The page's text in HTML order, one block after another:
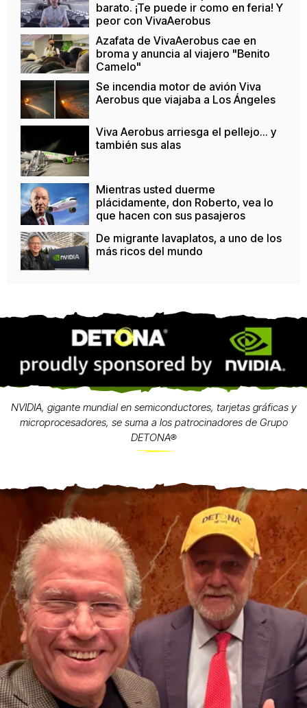
barato. ¡Te puede ir como en feria! Y
peor con VivaAerobus
Azafata de VivaAerobus cae en
broma y anuncia al viajero "Benito
Camelo"
Se incendia motor de avión Viva
Aerobus que viajaba a Los Ángeles
Viva Aerobus arriesga el pellejo... y
también sus alas
Mientras usted duerme
plácidamente, don Roberto, vea lo
que hacen con sus pasajeros
De migrante lavaplatos, a uno de los
más ricos del mundo
NVIDIA, gigante mundial en semiconductores, tarjetas gráficas y
microprocesadores, se suma a los patrocinadores de Grupo
DETONA®